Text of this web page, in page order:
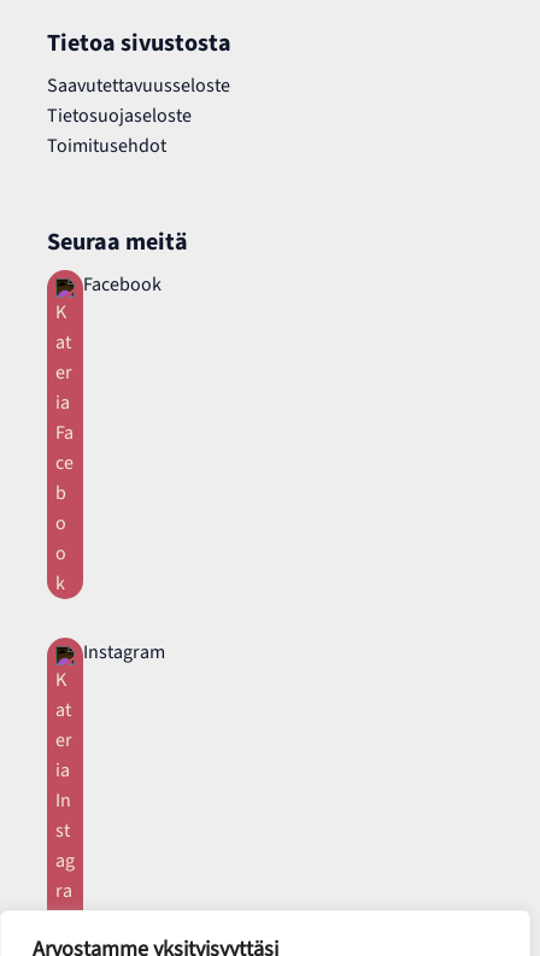
Arvostamme yksityisyyttäsi
Tietoa sivustosta
Saavutettavuusseloste
Tietosuojaseloste
Toimitusehdot
Seuraa meitä
Facebook
Instagram